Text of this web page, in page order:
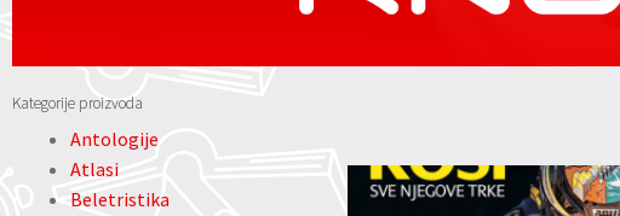
Kategorije proizvoda
Antologije
Atlasi
Beletristika